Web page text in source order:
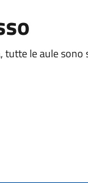
tutte le aule